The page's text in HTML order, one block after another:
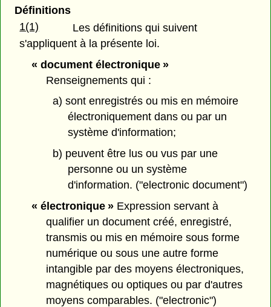
Définitions
1(1)
Les définitions qui suivent
s'appliquent à la présente loi.
« document électronique »
Renseignements qui :
a) sont enregistrés ou mis en mémoire
électroniquement dans ou par un
système d'information;
b) peuvent être lus ou vus par une
personne ou un système
d'information. ("electronic document")
« électronique »Expression servant à
qualifier un document créé, enregistré,
transmis ou mis en mémoire sous forme
numérique ou sous une autre forme
intangible par des moyens électroniques,
magnétiques ou optiques ou par d'autres
moyens comparables. ("electronic")